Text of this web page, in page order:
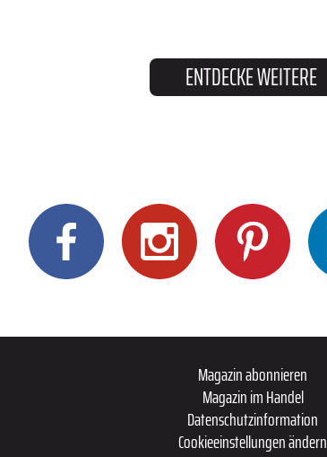
ENTDECKE WEITERE
Magazin abonnieren
Magazin im Handel
Datenschutzinformation
Cookieeinstellungen ändern